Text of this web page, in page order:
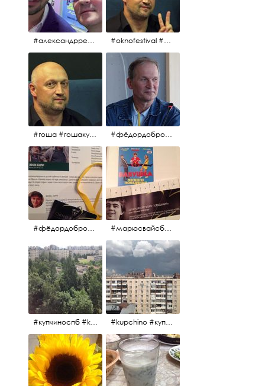
#александрревва #ревва #артурпирожков #бабушкалегкогоповедения @arthurpirozhkov #oknofestival #gosha #гошакуценко
#гоша #гошакуценко #oknofestival #фёдордобронравов #кино #хорошеекино #жилибыли
#фёдордобронравов #эдуардпарри #жилибыли #иринарозанова #марюсвайсберг #александрревва #глюкоза #любовьвбольшомгороде #ххvфестивальроссийскогокино
#купчиноспб #kupchino #kupchino #купчиноспб